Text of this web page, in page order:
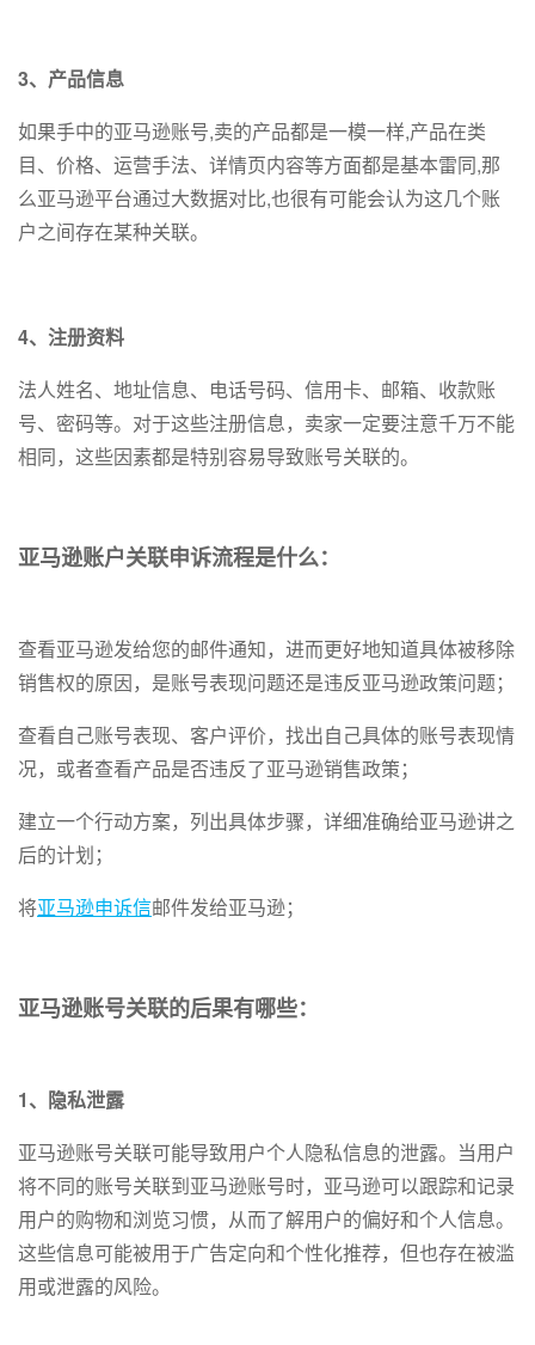
3、产品信息
如果手中的亚马逊账号,卖的产品都是一模一样,产品在类
目、价格、运营手法、详情页内容等方面都是基本雷同,那
么亚马逊平台通过大数据对比,也很有可能会认为这几个账
户之间存在某种关联。
4、注册资料
法人姓名、地址信息、电话号码、信用卡、邮箱、收款账
号、密码等。对于这些注册信息，卖家一定要注意千万不能
相同，这些因素都是特别容易导致账号关联的。
亚马逊账户关联申诉流程是什么：
查看亚马逊发给您的邮件通知，进而更好地知道具体被移除
销售权的原因，是账号表现问题还是违反亚马逊政策问题；
查看自己账号表现、客户评价，找出自己具体的账号表现情
况，或者查看产品是否违反了亚马逊销售政策；
建立一个行动方案，列出具体步骤，详细准确给亚马逊讲之
后的计划；
将亚马逊申诉信邮件发给亚马逊；
亚马逊账号关联的后果有哪些：
1、隐私泄露
亚马逊账号关联可能导致用户个人隐私信息的泄露。当用户
将不同的账号关联到亚马逊账号时，亚马逊可以跟踪和记录
用户的购物和浏览习惯，从而了解用户的偏好和个人信息。
这些信息可能被用于广告定向和个性化推荐，但也存在被滥
用或泄露的风险。